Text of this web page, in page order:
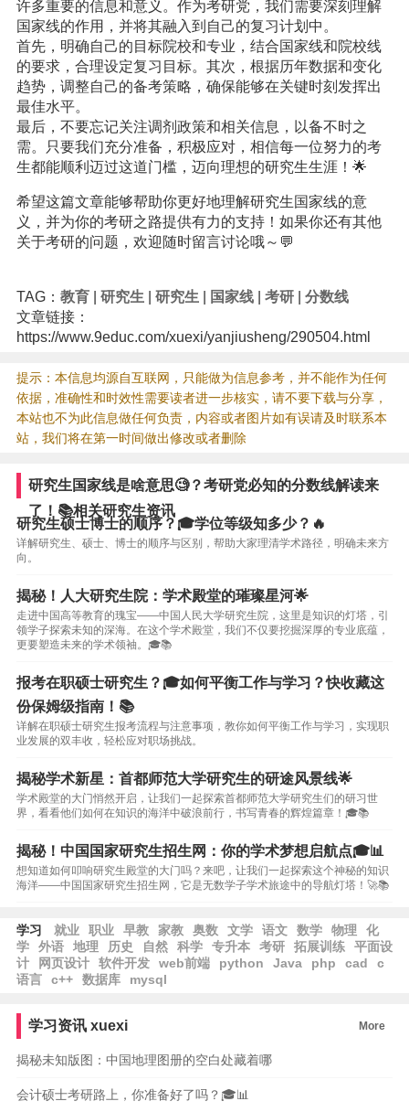
许多重要的信息和意义。作为考研党，我们需要深刻理解
国家线的作用，并将其融入到自己的复习计划中。
首先，明确自己的目标院校和专业，结合国家线和院校线
的要求，合理设定复习目标。其次，根据历年数据和变化
趋势，调整自己的备考策略，确保能够在关键时刻发挥出
最佳水平。
最后，不要忘记关注调剂政策和相关信息，以备不时之
需。只要我们充分准备，积极应对，相信每一位努力的考
生都能顺利迈过这道门槛，迈向理想的研究生生涯！🌟
希望这篇文章能够帮助你更好地理解研究生国家线的意
义，并为你的考研之路提供有力的支持！如果你还有其他
关于考研的问题，欢迎随时留言讨论哦～💬
TAG： 教育| 研究生 研究生 国家线| 考研| 分数线
文章链接：
https://www.9educ.com/xuexi/yanjiusheng/290504.html
提示：本信息均源自互联网，只能做为信息参考，并不能作为任何
依据，准确性和时效性需要读者进一步核实，请不要下载与分享，
本站也不为此信息做任何负责，内容或者图片如有误请及时联系本
站，我们将在第一时间做出修改或者删除
研究生国家线是啥意思🧐？考研党必知的分数线解读来
了！📚相关研究生资讯
研究生硕士博士的顺序？🎓学位等级知多少？🔥
详解研究生、硕士、博士的顺序与区别，帮助大家理清学术路径，明确未来方
向。
揭秘！人大研究生院：学术殿堂的璀璨星河🌟
走进中国高等教育的瑰宝——中国人民大学研究生院，这里是知识的灯塔，引
领学子探索未知的深海。在这个学术殿堂，我们不仅要挖掘深厚的专业底蕴，
更要塑造未来的学术领袖。🎓📚
报考在职硕士研究生？🎓如何平衡工作与学习？快收藏这
份保姆级指南！📚
详解在职硕士研究生报考流程与注意事项，教你如何平衡工作与学习，实现职
业发展的双丰收，轻松应对职场挑战。
揭秘学术新星：首都师范大学研究生的研途风景线🌟
学术殿堂的大门悄然开启，让我们一起探索首都师范大学研究生们的研习世
界，看看他们如何在知识的海洋中破浪前行，书写青春的辉煌篇章！🎓📚
揭秘！中国国家研究生招生网：你的学术梦想启航点🎓📊
想知道如何叩响研究生殿堂的大门吗？来吧，让我们一起探索这个神秘的知识
海洋——中国国家研究生招生网，它是无数学子学术旅途中的导航灯塔！🚀📚
学习 就业 职业 早教 家教 奥数 文学 语文 数学 物理
化
学
外语 地理 历史 自然 科学 专升本 考研 拓展训练
平面设
计
网页设计 软件开发 web前端 python Java php cad
c
语言
c++ 数据库 mysql
学习资讯 xuexi More
揭秘未知版图：中国地理图册的空白处藏着哪
会计硕士考研路上，你准备好了吗？🎓📊